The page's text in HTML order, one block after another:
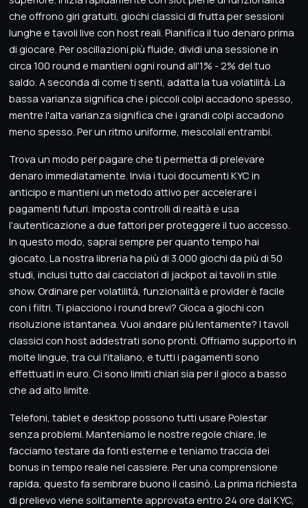
che offrono giri gratuiti, giochi classici di frutta per sessioni
lunghe e tavoli live con host reali. Pianifica il tuo denaro prima
di giocare. Per oscillazioni più fluide, dividi una sessione in
circa 100 round e mantieni ogni round all'1% - 2% del tuo
saldo. A seconda di come ti senti, adatta la tua volatilità. La
bassa varianza significa che i piccoli colpi accadono spesso,
mentre l'alta varianza significa che i grandi colpi accadono
meno spesso. Per un ritmo uniforme, mescolali entrambi.
Trova un modo per pagare che ti permetta di prelevare
denaro immediatamente. Invia i tuoi documenti KYC in
anticipo e mantieni un metodo attivo per accelerare i
pagamenti futuri. Imposta controlli di realtà e usa
l'autenticazione a due fattori per proteggere il tuo accesso.
In questo modo, saprai sempre per quanto tempo hai
giocato. La nostra libreria ha più di 3.000 giochi da più di 50
studi, inclusi tutto dai cacciatori di jackpot ai tavoli in stile
show. Ordinare per volatilità, funzionalità e provider è facile
con i filtri. Ti piacciono i round brevi? Gioca a giochi con
risoluzione istantanea. Vuoi andare più lentamente? I tavoli
classici con host addestrati sono pronti. Offriamo supporto in
molte lingue, tra cui l'italiano, e tutti i pagamenti sono
effettuati in euro. Ci sono limiti chiari sia per il gioco a basso
che ad alto limite.
Telefoni, tablet e desktop possono tutti usare Polestar
senza problemi. Manteniamo le nostre regole chiare, le
facciamo testare da fonti esterne e teniamo traccia dei
bonus in tempo reale nel cassiere. Per una comprensione
rapida, questo fa sembrare buono il casinò. La prima richiesta
di prelievo viene solitamente approvata entro 24 ore dal KYC,